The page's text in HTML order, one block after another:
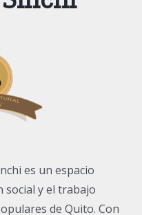
es un espacio
social y el trabajo
de Quito. Con